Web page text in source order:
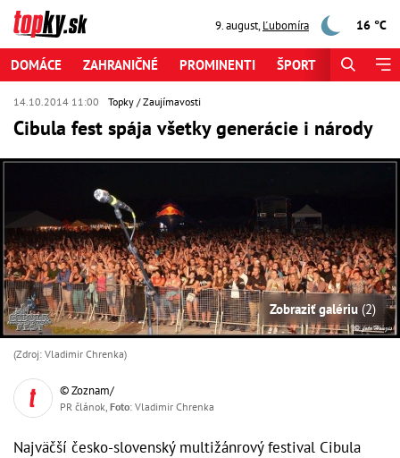
9. august,Ľubomíra 16 °C
DOMÁCE ZAHRANIČNÉ PROMINENTI ŠPORT
14.10.2014 11:00 Topky Zaujímavosti
Cibula fest spája všetky generácie i národy
Zobraziť galériu(2)
(Zdroj: Vladimir Chrenka)
© Zoznam/
PR článok, Foto: Vladimir Chrenka
Najväčší česko-slovenský multižánrový festival Cibula